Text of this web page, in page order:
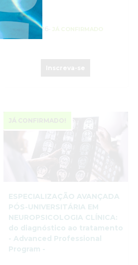
Online
24 Out. 2026- JÁ CONFIRMADO
JÁ CONFIRMADO!
ESPECIALIZAÇÃO AVANÇADA
PÓS-UNIVERSITÁRIA EM
NEUROPSICOLOGIA CLÍNICA:
do diagnóstico ao tratamento
- Advanced Professional
Program -